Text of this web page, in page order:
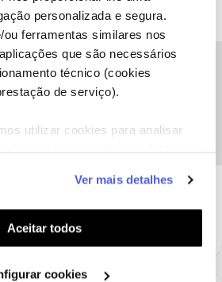
personalizada e segura.
ferramentas similares nos
que são necessários
técnico (cookies
de serviço).
utilizar cookies para analisar
de personalização e
anúncios aos seus interesses
personalizada). Pode gerir a
clicando em "Configurar
Ver mais detalhes
Aceitar todos
cookies
Telefone/detalhe de Comunicações